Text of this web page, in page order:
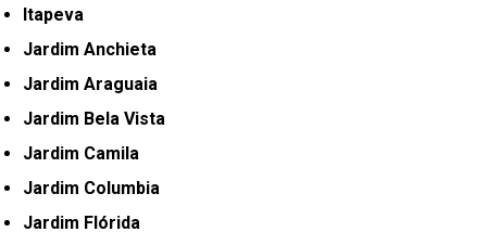
Itapeva
Jardim Anchieta
Jardim Araguaia
Jardim Bela Vista
Jardim Camila
Jardim Columbia
Jardim Flórida